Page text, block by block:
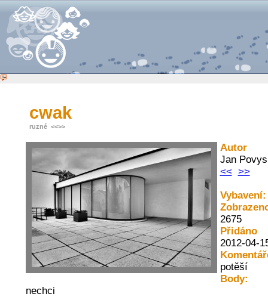
cwak
ruzné <<>>
Autor
Jan
<< >>
Vybavení:
2675
Přidáno
2012-04-
potěší
Body:
nechci